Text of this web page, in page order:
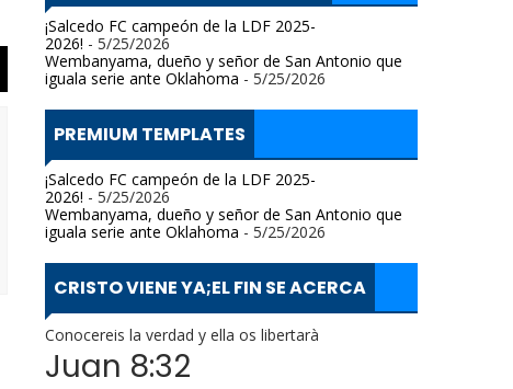
¡Salcedo FC campeón de la LDF 2025-
2026! - 5/25/2026
Wembanyama, dueño y señor de San Antonio que
iguala serie ante Oklahoma - 5/25/2026
PREMIUM TEMPLATES
¡Salcedo FC campeón de la LDF 2025-
2026! - 5/25/2026
Wembanyama, dueño y señor de San Antonio que
iguala serie ante Oklahoma - 5/25/2026
CRISTO VIENE YA;EL FIN SE ACERCA
Conocereis la verdad y ella os libertarà
Juan 8:32